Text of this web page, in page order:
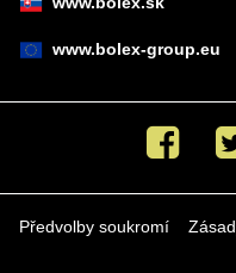
www.bolex-group.eu
Facebook
Předvolby soukromí